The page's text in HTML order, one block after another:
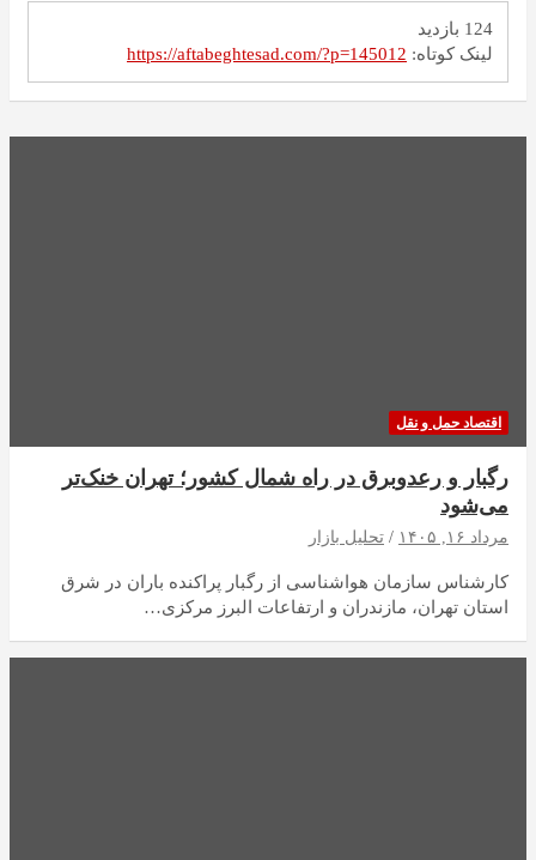
124 بازدید
لینک کوتاه: https://aftabeghtesad.com/?p=145012
اقتصاد حمل و نقل
رگبار و رعدوبرق در راه شمال کشور؛ تهران خنک‌تر
می‌شود
مرداد ۱۶, ۱۴۰۵ تحلیل بازار
کارشناس سازمان هواشناسی از رگبار پراکنده باران در شرق
استان تهران، مازندران و ارتفاعات البرز مرکزی…